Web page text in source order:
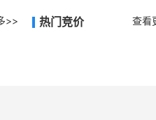
>> 热门竞价 查看